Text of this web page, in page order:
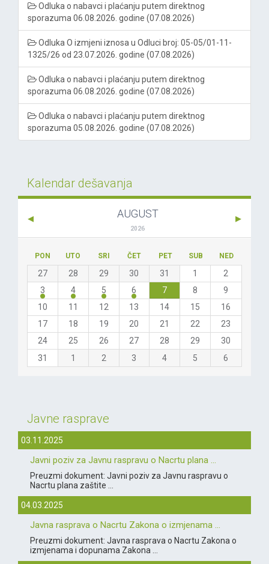
Odluka o nabavci i plaćanju putem direktnog
sporazuma 06.08.2026. godine (07.08.2026)
Odluka O izmjeni iznosa u Odluci broj: 05-05/01-11-
1325/26 od 23.07.2026. godine (07.08.2026)
Odluka o nabavci i plaćanju putem direktnog
sporazuma 06.08.2026. godine (07.08.2026)
Odluka o nabavci i plaćanju putem direktnog
sporazuma 05.08.2026. godine (07.08.2026)
Kalendar dešavanja
AUGUST
2026
PON UTO SRI ČET PET SUB NED
27 28 29 30 31 1
2
3
4 5 6 7 8
9
10
11 12 13 14 15
16
17
18 19 20 21 22
23
24
25 26 27 28 29
30
31
1 2 3 4 5 6
Javne rasprave
03.11.2025
Javni poziv za Javnu raspravu o Nacrtu plana ...
Preuzmi dokument: Javni poziv za Javnu raspravu o
Nacrtu plana zaštite ...
04.03.2025
Javna rasprava o Nacrtu Zakona o izmjenama ...
Preuzmi dokument: Javna rasprava o Nacrtu Zakona o
izmjenama i dopunama Zakona ...